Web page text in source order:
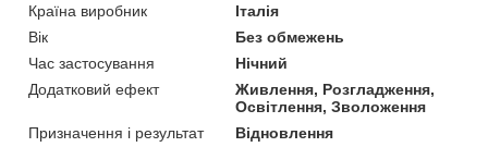
Країна виробник
Італія
Вік
Без обмежень
Час застосування
Нічний
Додатковий ефект
Живлення, Розгладження,
Освітлення, Зволоження
Призначення і результат
Відновлення